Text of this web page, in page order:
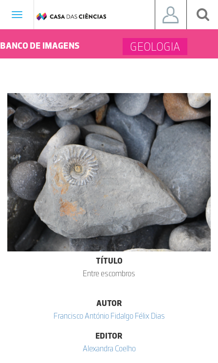
Toggle
BANCO DE IMAGENS GEOLOGIA
TÍTULO
Entre escombros
AUTOR
Francisco António Fidalgo Félix Dias
EDITOR
Alexandra Coelho